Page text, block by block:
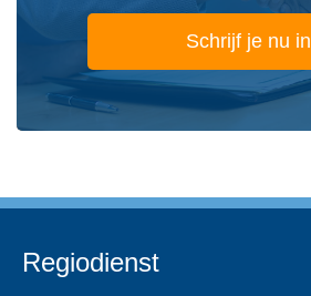
Schrijf je nu in
Regiodienst